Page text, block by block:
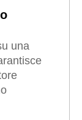
una